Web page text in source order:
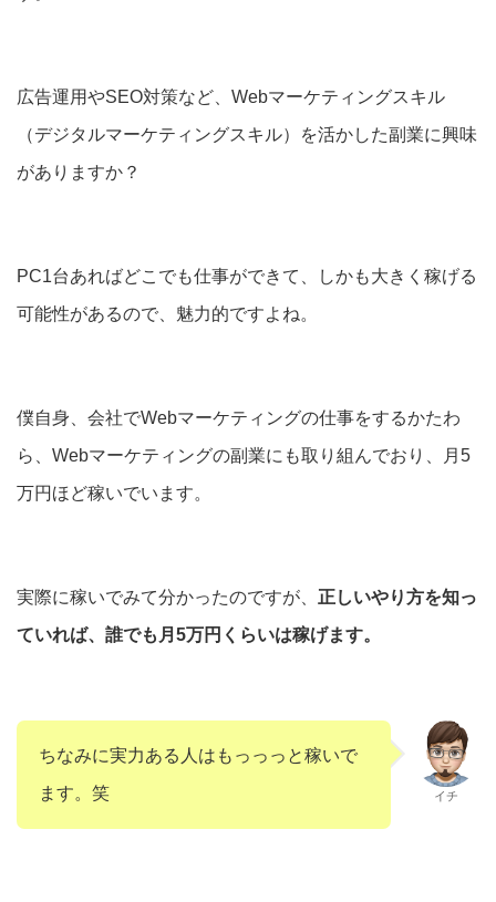
広告運用やSEO対策など、Webマーケティングスキル
（デジタルマーケティングスキル）を活かした副業に興味
がありますか？
PC1台あればどこでも仕事ができて、しかも大きく稼げる
可能性があるので、魅力的ですよね。
僕自身、会社でWebマーケティングの仕事をするかたわ
ら、Webマーケティングの副業にも取り組んでおり、月5
万円ほど稼いでいます。
実際に稼いでみて分かったのですが、 正しいやり方を知っ
ていれば、誰でも月5万円くらいは稼げます。
ちなみに実力ある人はもっっっと稼いで
ます。笑
イチ